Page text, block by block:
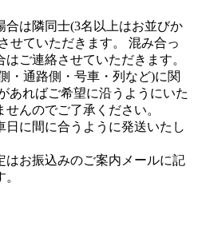
合は隣同士(3名以上はお並びか
せていただきます。 混み合っ
ご連絡させていただきます。
・通路側・号車・列など)に関
あればご希望に沿うようにいた
んのでご了承ください。
日に間に合うように発送いたし
はお振込みのご案内メールに記